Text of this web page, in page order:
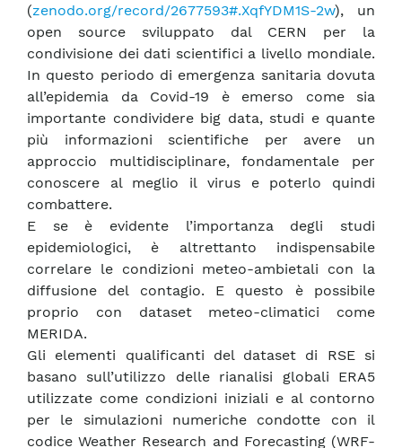
(zenodo.org/record/2677593#.XqfYDM1S-2w), un
open source sviluppato dal CERN per la
condivisione dei dati scientifici a livello mondiale.
In questo periodo di emergenza sanitaria dovuta
all’epidemia da Covid-19 è emerso come sia
importante condividere big data, studi e quante
più informazioni scientifiche per avere un
approccio multidisciplinare, fondamentale per
conoscere al meglio il virus e poterlo quindi
combattere.
E se è evidente l’importanza degli studi
epidemiologici, è altrettanto indispensabile
correlare le condizioni meteo-ambietali con la
diffusione del contagio. E questo è possibile
proprio con dataset meteo-climatici come
MERIDA.
Gli elementi qualificanti del dataset di RSE si
basano sull’utilizzo delle rianalisi globali ERA5
utilizzate come condizioni iniziali e al contorno
per le simulazioni numeriche condotte con il
codice Weather Research and Forecasting (WRF-